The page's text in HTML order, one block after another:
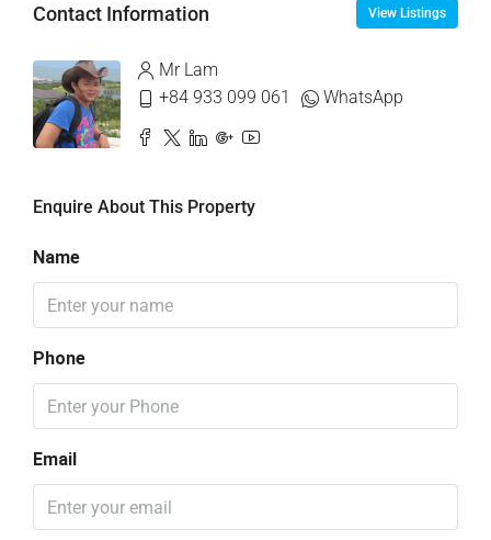
Contact Information View Listings
Mr Lam
+84 933 099 061
WhatsApp
Enquire About This Property
Name
Phone
Email